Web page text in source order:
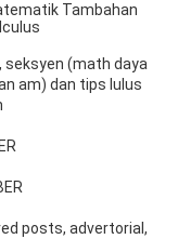
Tambahan
seksyen (math daya
am) dan tips lulus
posts, advertorial,